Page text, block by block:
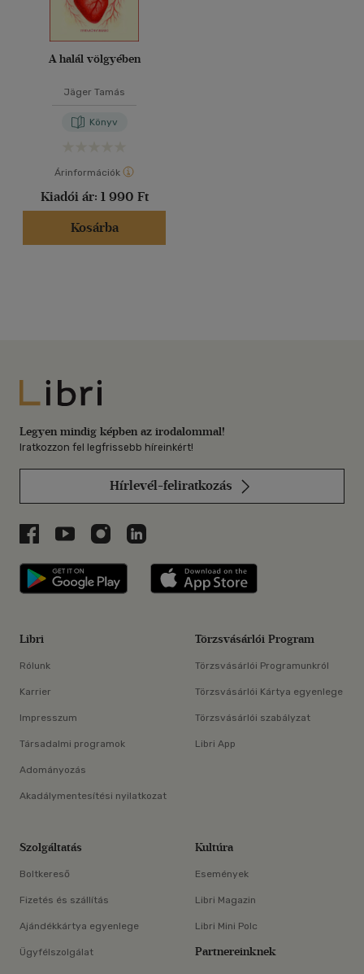
A halál völgyében
Jäger Tamás
Könyv
Árinformációk
Kiadói ár: 1 990 Ft
Kosárba
Libri
Legyen mindig képben az irodalommal!
Iratkozzon fel legfrissebb híreinkért!
Hírlevél-feliratkozás
Libri a Facebookon
Libri a Youtube-on
Libri az Instagramon
Libri a LinkedInen
Libri applikáció Szerezd meg: Google
Libri
Rólunk
Karrier
Impresszum
Társadalmi programok
Adományozás
Akadálymentesítési nyilatkozat
Törzsvásárlói Program
Törzsvásárlói Programunkról
Törzsvásárlói Kártya egyenlege
Törzsvásárlói szabályzat
Libri App
Szolgáltatás
Boltkereső
Fizetés és szállítás
Ajándékkártya egyenlege
Ügyfélszolgálat
Kultúra
Események
Libri Magazin
Libri Mini Polc
Partnereinknek